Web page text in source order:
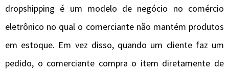
dropshipping é um modelo de negócio no comércio
eletrônico no qual o comerciante não mantém produtos
em estoque. Em vez disso, quando um cliente faz um
pedido, o comerciante compra o item diretamente de